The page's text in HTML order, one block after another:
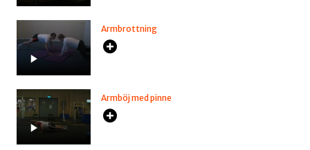
Armbrottning
Armböj med pinne